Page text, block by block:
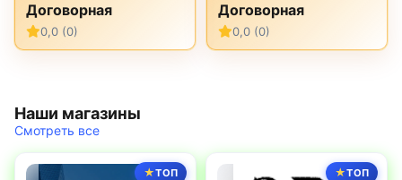
Договорная
0,0 (0)
другую химию
неликвиды
Договорная
0,0 (0)
Наши магазины
Смотреть все
ТОП ТОП